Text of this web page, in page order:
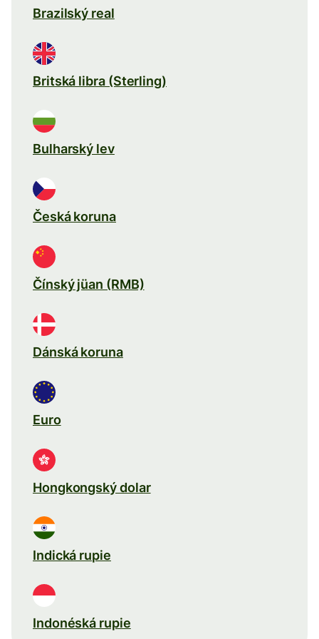
Brazilský real
Britská libra (Sterling)
Bulharský lev
Česká koruna
Čínský jüan (RMB)
Dánská koruna
Euro
Hongkongský dolar
Indická rupie
Indonéská rupie